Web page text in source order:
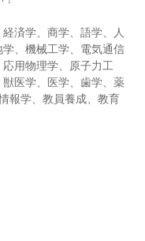
済学、商学、語学、人
、機械工学、電気通信
用物理学、原子力工
医学、医学、歯学、薬
報学、教員養成、教育